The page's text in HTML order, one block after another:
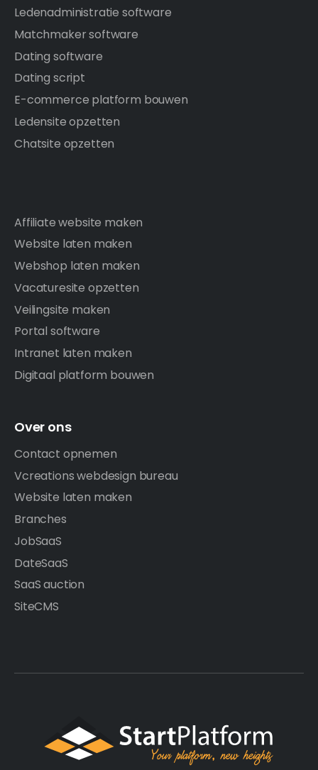
Ledenadministratie software
Matchmaker software
Dating software
Dating script
E-commerce platform bouwen
Ledensite opzetten
Chatsite opzetten
Affiliate website maken
Website laten maken
Webshop laten maken
Vacaturesite opzetten
Veilingsite maken
Portal software
Intranet laten maken
Digitaal platform bouwen
Over ons
Contact opnemen
Vcreations webdesign bureau
Website laten maken
Branches
JobSaaS
DateSaaS
SaaS auction
SiteCMS